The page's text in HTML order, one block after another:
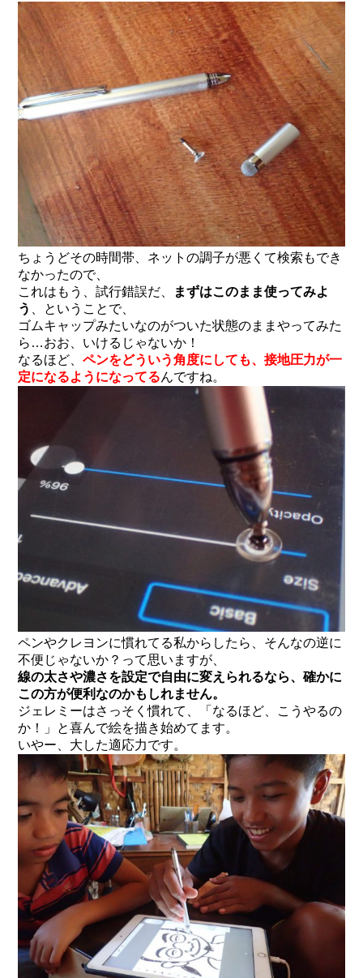
ちょうどその時間帯、ネットの調子が悪くて検索もでき
なかったので、
これはもう、試行錯誤だ、
まずはこのまま使ってみよ
う
、ということで、
ゴムキャップみたいなのがついた状態のままやってみた
ら…おお、いけるじゃないか！
なるほど、ペンをどういう角度にしても、接地圧力が一
定になるようになってるんですね。
ペンやクレヨンに慣れてる私からしたら、そんなの逆に
不便じゃないか？って思いますが、
線の太さや濃さを設定で自由に変えられるなら、確かに
この方が便利なのかもしれません。
ジェレミーはさっそく慣れて、「なるほど、こうやるの
か！」と喜んで絵を描き始めてます。
いやー、大した適応力です。